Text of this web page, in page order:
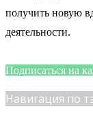
получить новую
деятельности.
Подписаться на
Навигация по